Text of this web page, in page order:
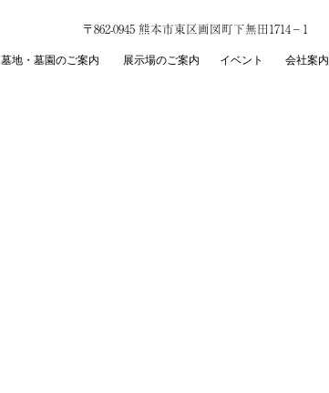
〒862-0945 熊本市東区画図町下無田1714－1
墓地・墓園のご案内 展示場のご案内 イベント 会社案内